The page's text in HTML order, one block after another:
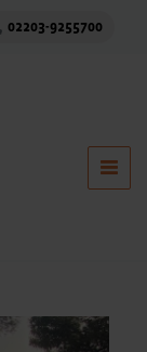
02203-9255700